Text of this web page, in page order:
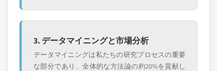
3. データマイニングと市場分析
データマイニングは私たちの研究プロセスの重要
な部分であり、全体的な方法論の約20%を貢献し